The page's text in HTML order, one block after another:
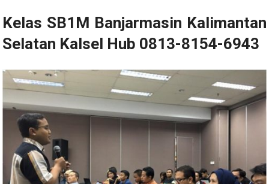
Kelas SB1M Banjarmasin Kalimantan
Selatan Kalsel Hub 0813-8154-6943